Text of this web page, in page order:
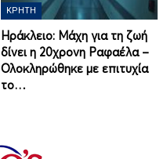
ΚΡΉΤΗ
Ηράκλειο: Μάχη για τη ζωή
δίνει η 20χρονη Ραφαέλα –
Ολοκληρώθηκε με επιτυχία
το…